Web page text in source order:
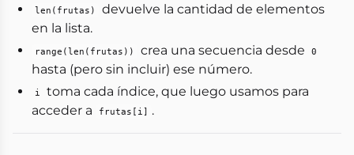
len(frutas)
devuelve la cantidad de elementos
en la lista.
range(len(frutas)) crea una secuencia desde 0
hasta (pero sin incluir) ese número.
i
toma cada índice, que luego usamos para
acceder a
frutas[i] .